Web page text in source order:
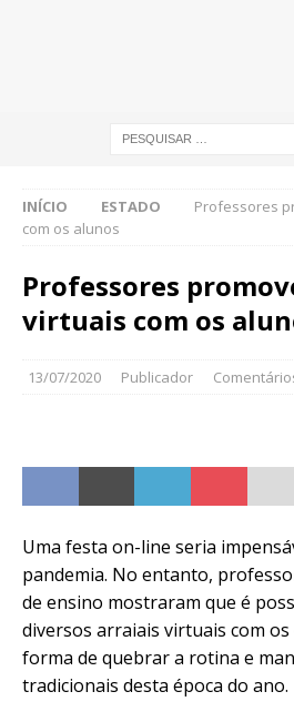
INÍCIO ESTADO
Professores
com os alunos
Professores
virtuais com os
13/07/2020 Publicador
Uma festa on-line seria
pandemia. No entanto,
de ensino mostraram que é
diversos arraiais virtuais com
forma de quebrar a rotina e
tradicionais desta época do ano.